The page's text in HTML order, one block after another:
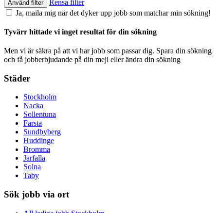
Använd filter
Rensa filter
Ja, maila mig när det dyker upp jobb som matchar min sökning!
Tyvärr hittade vi inget resultat för din sökning
Men vi är säkra på att vi har jobb som passar dig. Spara din sökning
och få jobberbjudande på din mejl eller ändra din sökning
Städer
Stockholm
Nacka
Sollentuna
Farsta
Sundbyberg
Huddinge
Bromma
Jarfalla
Solna
Taby
Sök jobb via ort